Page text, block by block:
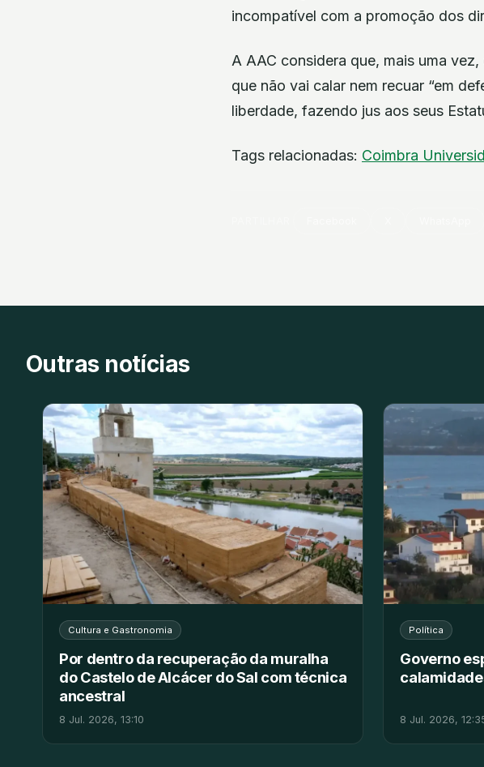
incompatível com a promoção dos
A AAC considera que, mais uma
que não vai calar nem recuar “em
liberdade, fazendo jus aos seus
Tags relacionadas: Coimbra
Outras notícias
Cultura e Gastronomia
Por dentro da recuperação da muralha
do Castelo de Alcácer do Sal com técnica
ancestral
8 Jul. 2026, 13:10
Política
Governo
8 Jul. 2026,